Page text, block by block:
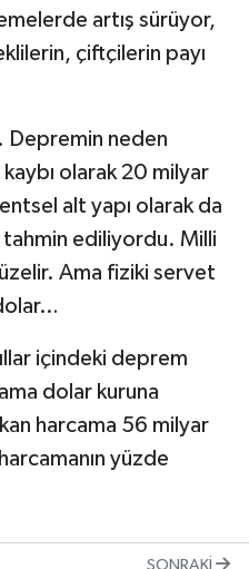
artış sürüyor,
çiftçilerin payı
Depremin neden
olarak 20 milyar
alt yapı olarak da
ediliyordu. Milli
Ama fiziki servet
içindeki deprem
dolar kuruna
harcama 56 milyar
yüzde
SONRAKI